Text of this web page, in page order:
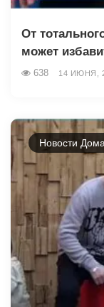
От
может
638 14 ИЮНЯ,
Новости